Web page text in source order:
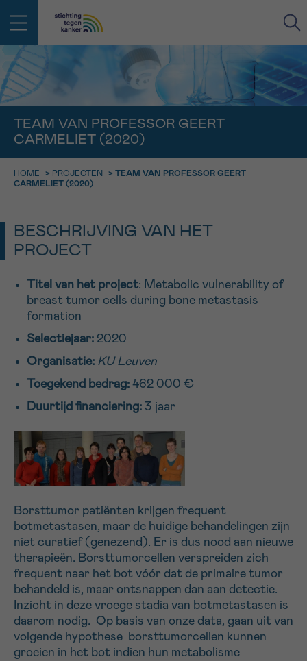
TEAM VAN PROFESSOR GEERT
CARMELIET (2020)
HOME > PROJECTEN > TEAM VAN PROFESSOR GEERT
CARMELIET (2020)
BESCHRIJVING VAN HET
PROJECT
Titel van het project: Metabolic vulnerability of
breast tumor cells during bone metastasis
formation
Selectiejaar: 2020
Organisatie: KU Leuven
Toegekend bedrag: 462 000 €
Duurtijd financiering: 3 jaar
Borsttumor patiënten krijgen frequent
botmetastasen, maar de huidige behandelingen zijn
niet curatief (genezend). Er is dus nood aan nieuwe
therapieën. Borsttumorcellen verspreiden zich
frequent naar het bot vóór dat de primaire tumor
behandeld is, maar ontsnappen dan aan detectie.
Inzicht in deze vroege stadia van botmetastasen is
daarom nodig. Op basis van onze data, gaan uit van
volgende hypothese borsttumorcellen kunnen
groeien in het bot indien hun metabolisme
NAAM
VOORNAAM
IN DE STRIJD TEGEN KANKER STA
Professionele medewerkers beantwoorden je vragen
Via ons
contactformulier
Meer weten over Kankerinfo
geen enkele diagnose
TERUG
NAAM
VOORNAAM
MIJN VRAAG
Ja, stuur mij de nieuwsbrief
Ik aanvaard degebruiksvoorwaarden
*VERPLICHT VELD
Sturen
TERUG
Afspraak Vraag Gegevens Bevestiging
9h-11h
13h-16h
Verder